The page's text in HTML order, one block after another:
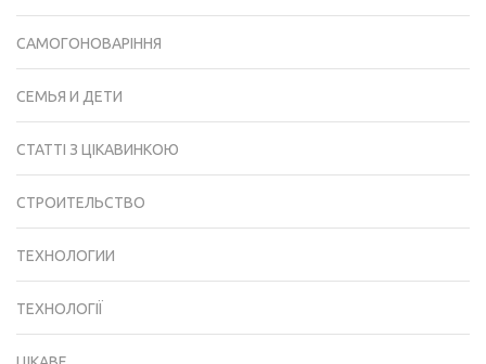
САМОГОНОВАРІННЯ
СЕМЬЯ И ДЕТИ
СТАТТІ З ЦІКАВИНКОЮ
СТРОИТЕЛЬСТВО
ТЕХНОЛОГИИ
ТЕХНОЛОГІЇ